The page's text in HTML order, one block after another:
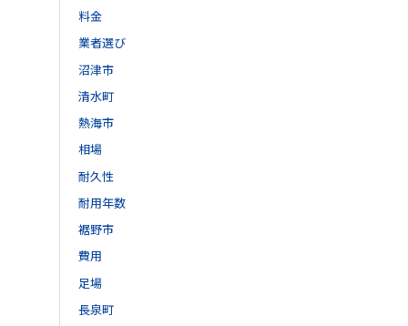
料金
業者選び
沼津市
清水町
熱海市
相場
耐久性
耐用年数
裾野市
費用
足場
長泉町